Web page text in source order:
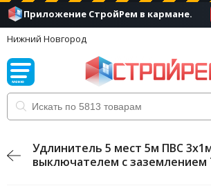
Приложение СтройРем в кармане.
Нижний Новгород
Удлинитель 5 мест 5м ПВС
выключателем с заземлением